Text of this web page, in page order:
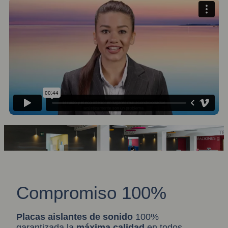
Compromiso 100%
Placas aislantes de sonido 100%